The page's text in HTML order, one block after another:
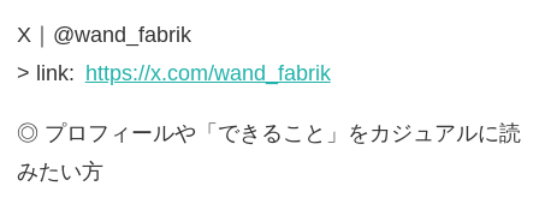
X｜@wand_fabrik
> link: https://x.com/wand_fabrik
◎ プロフィールや「できること」をカジュアルに読
みたい方